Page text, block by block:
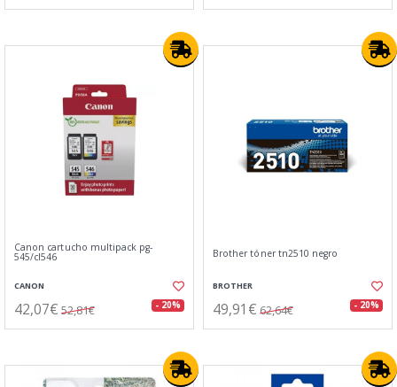
Canon cartucho multipack pg-
545/cl546
CANON
42,07€ 52,81€ - 20%
Brother tóner tn2510 negro
BROTHER
49,91€ 62,64€ - 20%